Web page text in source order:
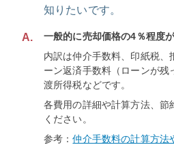
知りたいです。
A.
一般的に売却価格の4％程度が
内訳は仲介手数料、印紙税、
ーン返済手数料（ローンが残
渡所得税などです。
各費用の詳細や計算方法、節
ください。
参考：仲介手数料の計算方法